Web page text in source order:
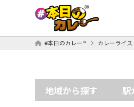
#本日のカレー™ カレーライス
地域から探す 駅